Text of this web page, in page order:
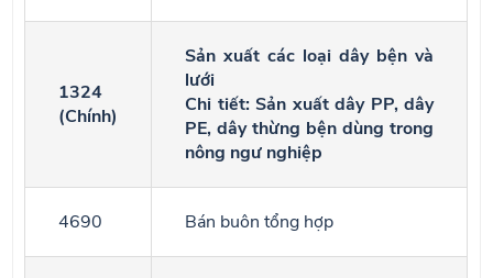
1324
(Chính)
Sản xuất các loại dây bện và
lưới
Chi tiết: Sản xuất dây PP, dây
PE, dây thừng bện dùng trong
nông ngư nghiệp
4690 Bán buôn tổng hợp